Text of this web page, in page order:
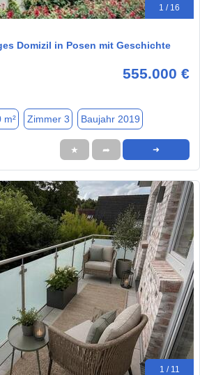
1 / 16
Domizil in Posen mit Geschichte
555.000 €
m² Zimmer 3 Baujahr 2019
★ ➦ ➜
1 / 11